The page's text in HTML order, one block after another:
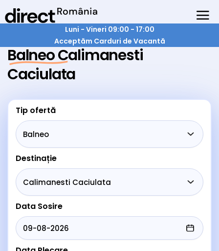
Luni - Vineri 09:00 - 17:00
Acceptăm Carduri de Vacantă
Balneo Calimanesti
Caciulata
Tip ofertă
Destinație
Data Sosire